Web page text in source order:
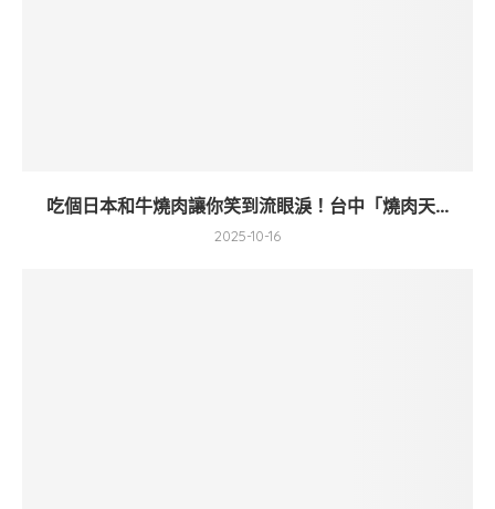
吃個日本和牛燒肉讓你笑到流眼淚！台中「燒肉天...
2025-10-16